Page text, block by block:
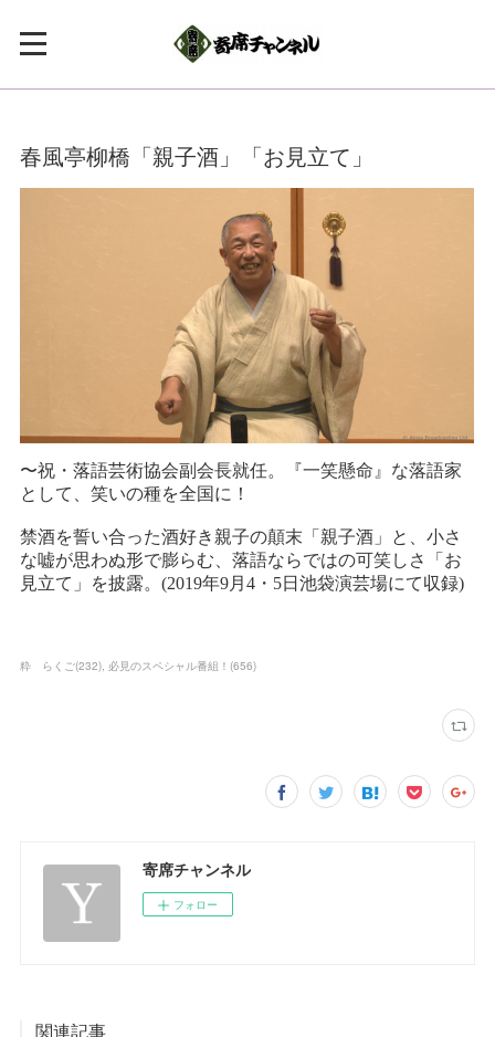
春風亭柳橋「親子酒」「お見立て」
粋 らくご(232) 必見のスペシャル番組！ (656)
寄席チャンネル
フォロー
関連記事